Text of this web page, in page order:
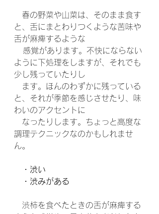
春の野菜や山菜は、そのまま食す
と、舌にまとわりつくような苦味や
舌が麻痺するような
ように下処理をしますが、それでも
少し残っていたりし
ます。ほんのわずかに残っている
と、それが季節を感じさせたり、味
わいのアクセントに
なったりします。ちょっと高度な
調理テクニックなのかもしれませ
ん。
・渋い
・渋みがある
渋柿を食べたときの舌が麻痺する